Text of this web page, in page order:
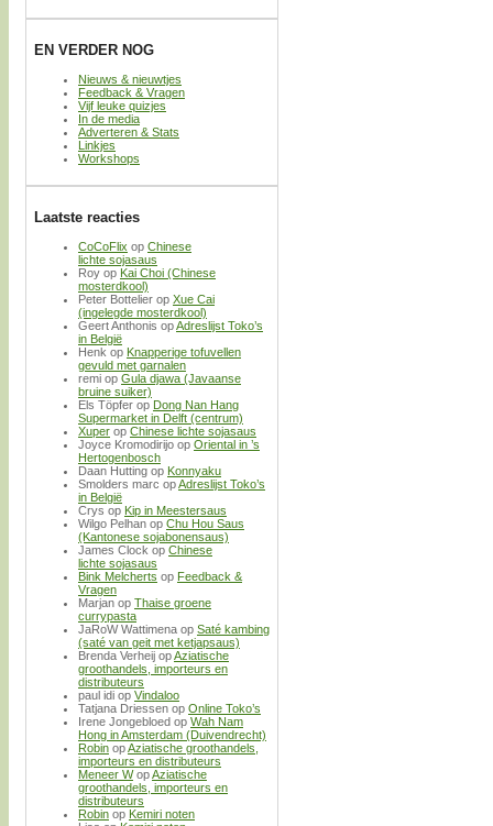
EN VERDER NOG
Nieuws & nieuwtjes
Feedback & Vragen
Vijf leuke quizjes
In de media
Adverteren & Stats
Linkjes
Workshops
Laatste reacties
CoCoFlix op Chinese
lichte sojasaus
Roy op Kai Choi (Chinese
mosterdkool)
Peter Bottelier op Xue Cai
(ingelegde mosterdkool)
Geert Anthonis opAdreslijst Toko’s
in België
Henk op Knapperige tofuvellen
gevuld met garnalen
remi op Gula djawa (Javaanse
bruine suiker)
Els Töpfer op Dong Nan Hang
Supermarket in Delft (centrum)
Xuper op Chinese lichte sojasaus
Joyce Kromodirijo op Oriental in ’s
Hertogenbosch
Daan Hutting op Konnyaku
Smolders marc opAdreslijst Toko’s
in België
Crys op Kip in Meestersaus
Wilgo Pelhan op Chu Hou Saus
(Kantonese sojabonensaus)
James Clock op Chinese
lichte sojasaus
Bink Melcherts op Feedback &
Vragen
Marjan op Thaise groene
currypasta
JaRoW Wattimena op Saté kambing
(saté van geit met ketjapsaus)
Brenda Verheij opAziatische
groothandels, importeurs en
distributeurs
paul idi op Vindaloo
Tatjana Driessen op Online Toko’s
Irene Jongebloed op Wah Nam
Hong in Amsterdam (Duivendrecht)
Robin opAziatische groothandels,
importeurs en distributeurs
Meneer WopAziatische
groothandels, importeurs en
distributeurs
Robin op Kemiri noten